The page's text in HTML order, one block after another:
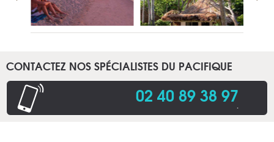
CONTACTEZ NOS SPÉCIALISTES DU PACIFIQUE
02 40 89 38 97.